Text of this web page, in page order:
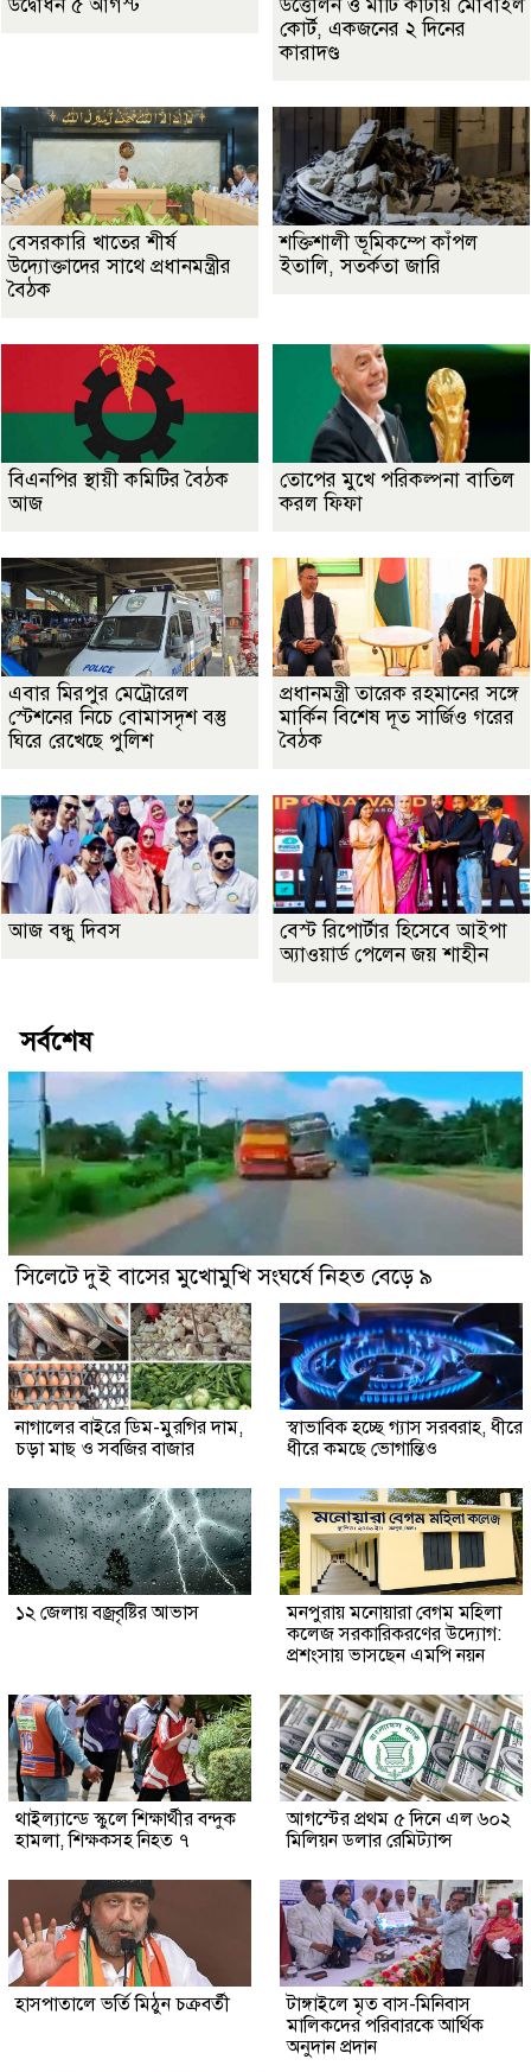
উদ্বোধন ৫ আগস্ট
উত্তোলন ও মাটি কাটায় মোবাইল
কোর্ট, একজনের ২ দিনের
কারাদণ্ড
বেসরকারি খাতের শীর্ষ
উদ্যোক্তাদের সাথে প্রধানমন্ত্রীর
বৈঠক
শক্তিশালী ভূমিকম্পে কাঁপল
ইতালি, সতর্কতা জারি
বিএনপির স্থায়ী কমিটির বৈঠক
আজ
তোপের মুখে পরিকল্পনা বাতিল
করল ফিফা
এবার মিরপুর মেট্রোরেল
স্টেশনের নিচে বোমাসদৃশ বস্তু
ঘিরে রেখেছে পুলিশ
প্রধানমন্ত্রী তারেক রহমানের সঙ্গে
মার্কিন বিশেষ দূত সার্জিও গরের
বৈঠক
আজ বন্ধু দিবস
বেস্ট রিপোর্টার হিসেবে আইপা
অ্যাওয়ার্ড পেলেন জয় শাহীন
সর্বশেষ
সিলেটে দুই বাসের মুখোমুখি সংঘর্ষে নিহত বেড়ে ৯
নাগালের বাইরে ডিম-মুরগির দাম,
চড়া মাছ ও সবজির বাজার
স্বাভাবিক হচ্ছে গ্যাস সরবরাহ, ধীরে
ধীরে কমছে ভোগান্তিও
১২ জেলায় বজ্রবৃষ্টির আভাস
মনপুরায় মনোয়ারা বেগম মহিলা
কলেজ সরকারিকরণের উদ্যোগ:
প্রশংসায় ভাসছেন এমপি নয়ন
থাইল্যান্ডে স্কুলে শিক্ষার্থীর বন্দুক
হামলা, শিক্ষকসহ নিহত ৭
আগস্টের প্রথম ৫ দিনে এল ৬০২
মিলিয়ন ডলার রেমিট্যান্স
হাসপাতালে ভর্তি মিঠুন চক্রবর্তী
টাঙ্গাইলে মৃত বাস-মিনিবাস
মালিকদের পরিবারকে আর্থিক
অনুদান প্রদান